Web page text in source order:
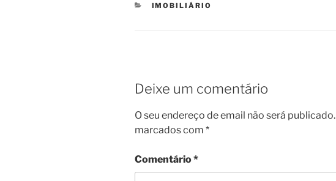
CATEGORIAS
IMOBILIÁRIO
Deixe um comentário
O seu endereço de email não será publicado.
marcados com *
Comentário*